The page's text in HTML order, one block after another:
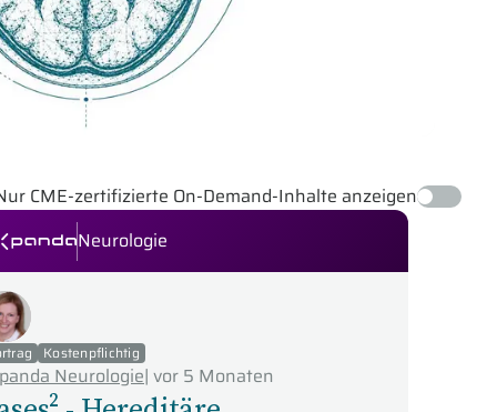
CME-zertifizierte On-Demand-Inhalte anzeigen
Seminare
Neurologie
Kostenpflichtig
Neurologie|vor 5 Monaten